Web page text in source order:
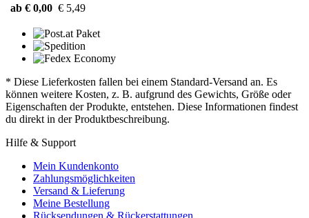
ab € 0,00 € 5,49
* Diese Lieferkosten fallen bei einem Standard-Versand an. Es
können weitere Kosten, z. B. aufgrund des Gewichts, Größe oder
Eigenschaften der Produkte, entstehen. Diese Informationen findest
du direkt in der Produktbeschreibung.
Hilfe & Support
Mein Kundenkonto
Zahlungsmöglichkeiten
Versand & Lieferung
Meine Bestellung
Rücksendungen & Rückerstattungen